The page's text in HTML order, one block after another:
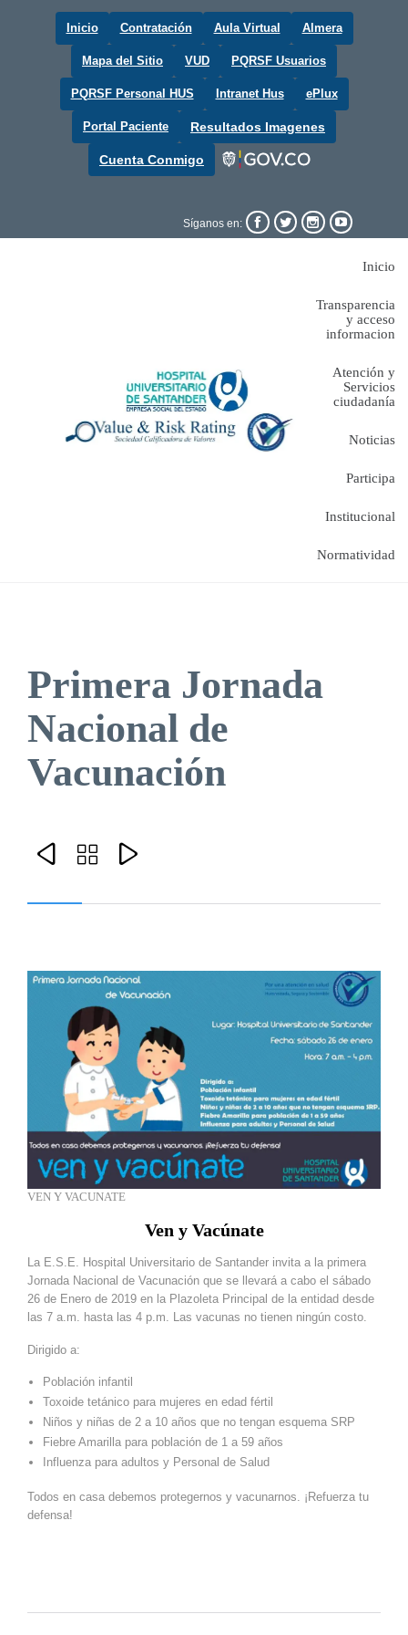
Inicio Contratación Aula Virtual Almera
Mapa del Sitio VUD PQRSF Usuarios
PQRSF Personal HUS Intranet Hus ePlux
Portal Paciente Resultados Imagenes
Cuenta Conmigo
Síganos en:    
Inicio
Transparencia
y acceso
informacion
Atención y
Servicios
ciudadanía
Noticias
Participa
Institucional
Normatividad
Primera Jornada
Nacional de
Vacunación
  
VEN Y VACUNATE
Ven y Vacúnate
La E.S.E. Hospital Universitario de Santander invita a la primera
Jornada Nacional de Vacunación que se llevará a cabo el sábado
26 de Enero de 2019 en la Plazoleta Principal de la entidad desde
las 7 a.m. hasta las 4 p.m. Las vacunas no tienen ningún costo.
Dirigido a:
Población infantil
Toxoide tetánico para mujeres en edad fértil
Niños y niñas de 2 a 10 años que no tengan esquema SRP
Fiebre Amarilla para población de 1 a 59 años
Influenza para adultos y Personal de Salud
Todos en casa debemos protegernos y vacunarnos. ¡Refuerza tu
defensa!